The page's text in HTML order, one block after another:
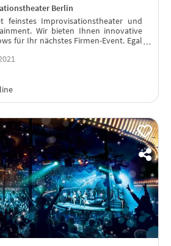
Berlin
feinstes Improvisationstheater und
Wir bieten Ihnen innovative
für Ihr nächstes Firmen-Event. Egal